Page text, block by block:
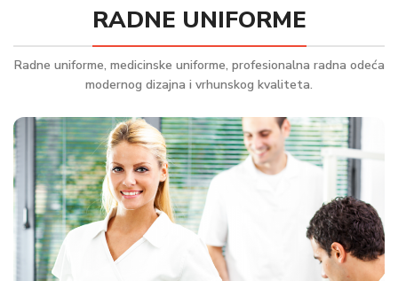
RADNE UNIFORME
Radne uniforme, medicinske uniforme, profesionalna radna odeća
modernog dizajna i vrhunskog kvaliteta.